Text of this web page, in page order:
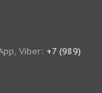
Viber: +7 (989)